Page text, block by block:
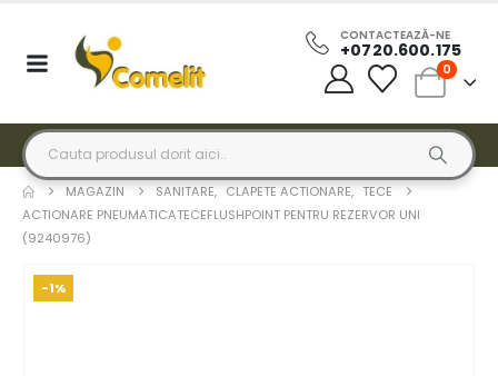
CONTACTEAZĂ-NE
+0720.600.175
0
MAGAZIN SANITARE, CLAPETE ACTIONARE, TECE
ACTIONARE PNEUMATICATECEFLUSHPOINT PENTRU REZERVOR UNI
(9240976)
-1%